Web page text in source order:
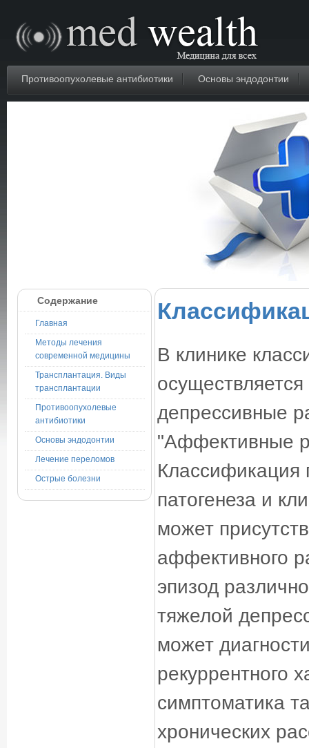
Противоопухолевые антибиотики Основы эндодонтии
Содержание
Главная
Методы лечения
современной медицины
Трансплантация. Виды
трансплантации
Противоопухолевые
антибиотики
Основы эндодонтии
Лечение переломов
Острые болезни
В клинике
депрессивные
"Аффективные
Классификация
патогенеза и
может
аффективного
эпизод
тяжелой
может
рекуррентного
симптоматика
хронических